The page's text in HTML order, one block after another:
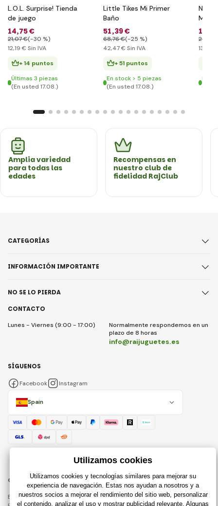
L.O.L. Surprise! Tienda
de juego
14,75 €
21,07 €(-30 %)
12,19 € Sin IVA
+ 14 puntos
Últimas 3 piezas
(En usted 17.08.)
Little Tikes Mi Primer
Baño
51,39 €
68,76 €(-25 %)
42,47 € Sin IVA
+ 51 puntos
En stock > 5 piezas
(En usted 17.08.)
Na!
16
26
13
En
(En
Amplia variedad
para todas las
edades
Recompensas en
nuestro club de
fidelidad RajClub
CONTACTO
Lunes - Viernes (9:00 - 17:00)
Normalmente respondemos en un
plazo de 8 horas
info@raijuguetes.es
CATEGORÍAS
INFORMACIÓN IMPORTANTE
NO SE LO PIERDA
Spain
SÍGUENOS
Facebook Instagram
© 2018 - 2026 Raijuguetes.es, Todos los derechos reservados
Esta página está protegida por reCAPTCHA y se aplican